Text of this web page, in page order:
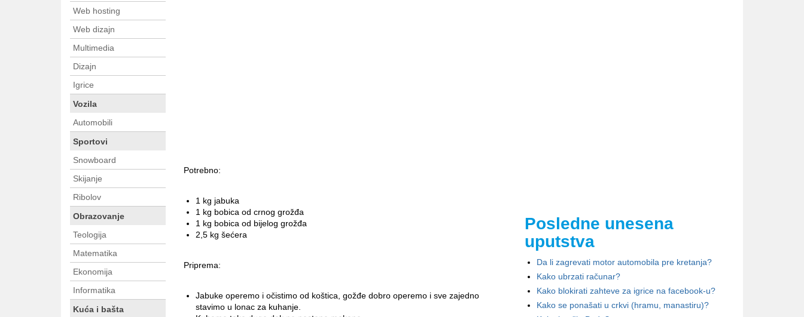
Potrebno:
1 kg jabuka
1 kg bobica od crnog grožđa
1 kg bobica od bijelog grožđa
2,5 kg šećera
Priprema:
Jabuke operemo i očistimo od koštica, gožđe dobro operemo i sve zajedno
stavimo u lonac za kuhanje.
Web hosting
Web dizajn
Multimedia
Dizajn
Igrice
Vozila
Automobili
Sportovi
Snowboard
Skijanje
Ribolov
Obrazovanje
Teologija
Matematika
Ekonomija
Informatika
Kuća i bašta
Posledne unesena
uputstva
Da li zagrevati motor automobila pre kretanja?
Kako ubrzati računar?
Kako blokirati zahteve za igrice na facebook-u?
Kako se ponašati u crkvi (hramu, manastiru)?